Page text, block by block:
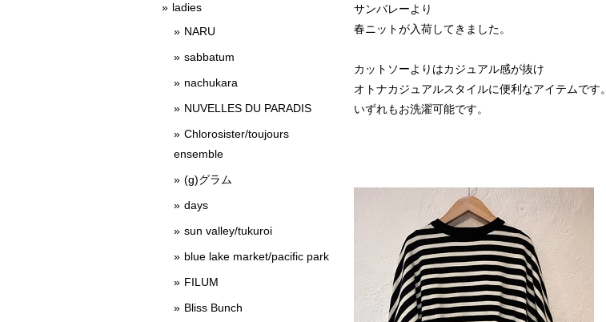
サンバレーより
春ニットが入荷してきました。
カットソーよりはカジュアル感が抜け
オトナカジュアルスタイルに便利なアイテムです。
いずれもお洗濯可能です。
ladies
NARU
sabbatum
nachukara
NUVELLES DU PARADIS
Chlorosister/toujours
ensemble
(g)グラム
days
sun valley/tukuroi
blue lake market/pacific park
FILUM
Bliss Bunch